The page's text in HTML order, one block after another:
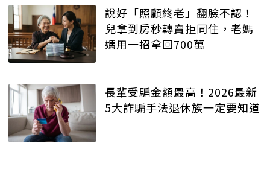
說好「照顧終老」翻臉不認！
兒拿到房秒轉賣拒同住，老媽
媽用一招拿回700萬
長輩受騙金額最高！2026最新
5大詐騙手法退休族一定要知道